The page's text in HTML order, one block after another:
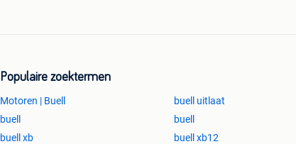
advertentie.
Populaire zoektermen
Motoren | Buell buell uitlaat
buell
buell
buell xb
buell xb12